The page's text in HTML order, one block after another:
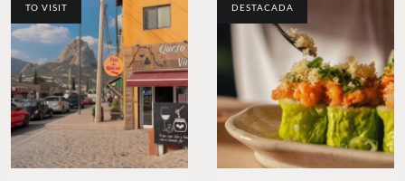
TO VISIT DESTACADA